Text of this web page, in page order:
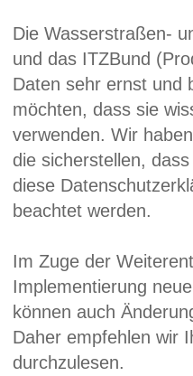
Die Wasserstraßen-
und das ITZBund
Daten sehr ernst und
möchten, dass sie
verwenden. Wir
die sicherstellen,
diese
beachtet werden.
Im Zuge der
Implementierung
können auch
Daher empfehlen wir
durchzulesen.